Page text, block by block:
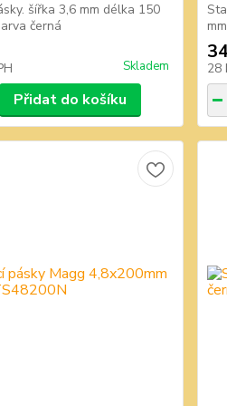
šířka 3,6 mm délka 150
černá
Skladem
Přidat do košíku
28